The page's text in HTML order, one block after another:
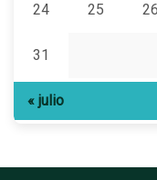
24 25 26
31
« julio